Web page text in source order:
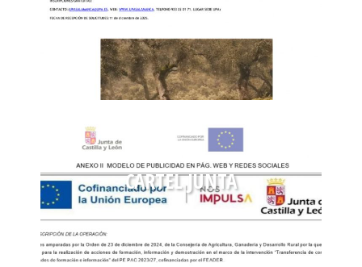
CARTEL JUNTA